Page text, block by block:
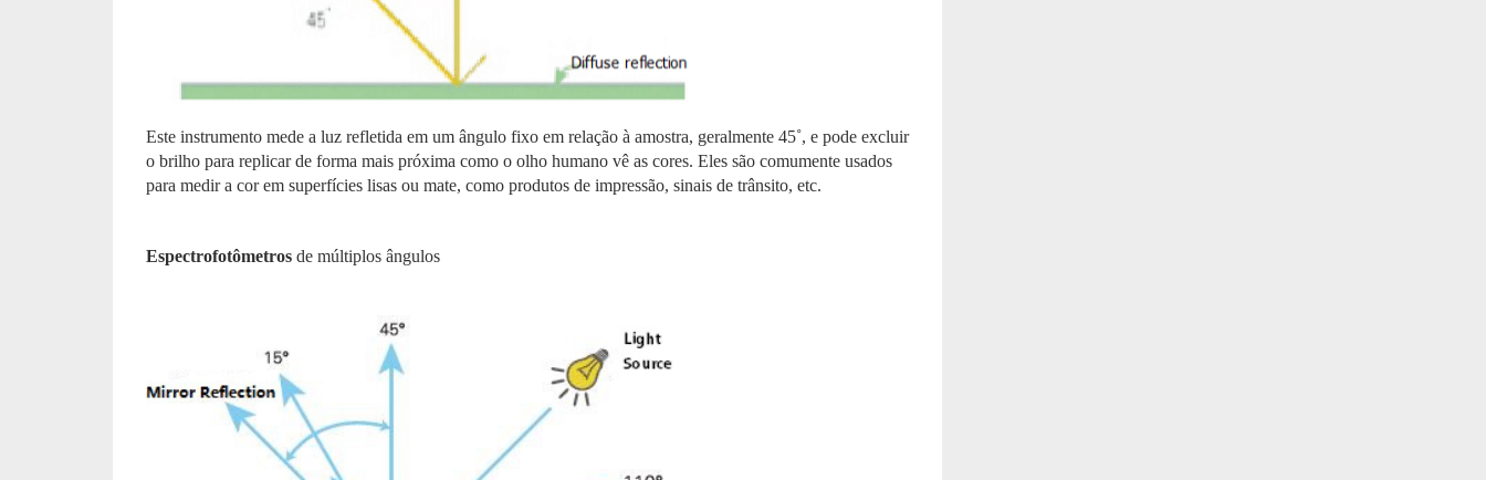
Este instrumento mede a luz refletida em um ângulo fixo em relação à amostra, geralmente 45˚, e pode excluir
o brilho para replicar de forma mais próxima como o olho humano vê as cores. Eles são comumente usados ​​
para medir a cor em superfícies lisas ou mate, como produtos de impressão, sinais de trânsito, etc.
Espectrofotômetros de múltiplos ângulos